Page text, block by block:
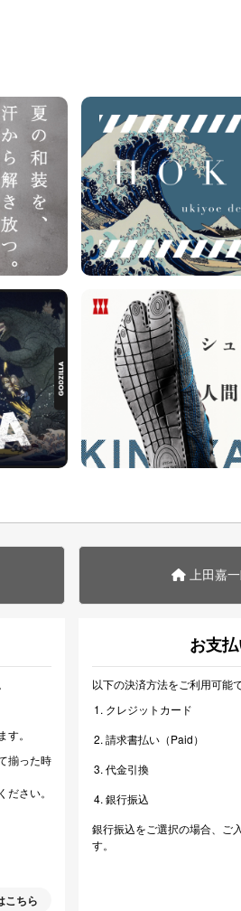
上田嘉
。
揃った時
さい。
こちら
お支
以下の決済方法をご利用可能で
クレジットカード
請求書払い（Paid）
代金引換
銀行振込
銀行振込をご選択の場合、ご
す。